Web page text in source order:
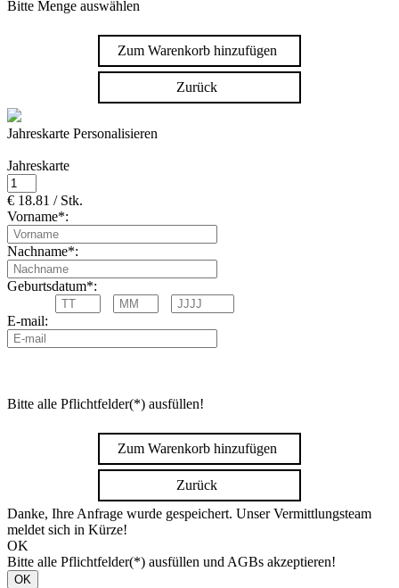
Bitte Menge auswählen
Zum Warenkorb hinzufügen
Zurück
Jahreskarte Personalisieren
Jahreskarte
€ 18.81 / Stk.
Vorname*:
Nachname*:
Geburtsdatum*:
E-mail:
Bitte alle Pflichtfelder(*) ausfüllen!
Zum Warenkorb hinzufügen
Zurück
Danke, Ihre Anfrage wurde gespeichert. Unser Vermittlungsteam
meldet sich in Kürze!
OK
Bitte alle Pflichtfelder(*) ausfüllen und AGBs akzeptieren!
OK